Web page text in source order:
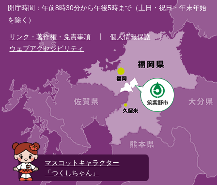
開庁時間：午前8時30分から午後5時まで（土日・祝日・年末年始
を除く）
リンク・著作権・免責事項
個人情報保護
ウェブアクセシビリティ
マスコットキャラクター
「つくしちゃん」